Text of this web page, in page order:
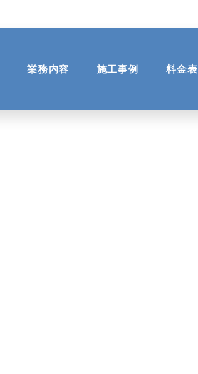
業務内容 施工事例 料金表